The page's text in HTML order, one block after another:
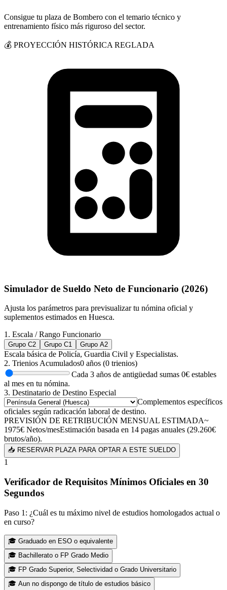
Consigue tu plaza de Bombero con el temario técnico y
entrenamiento físico más riguroso del sector.
💰 PROYECCIÓN HISTÓRICA REGLADA
Simulador de Sueldo Neto de Funcionario (2026)
Ajusta los parámetros para previsualizar tu nómina oficial y
suplementos estimados en Huesca.
1. Escala / Rango Funcionario
Grupo C2 Grupo C1 Grupo A2
Escala básica de Policía, Guardia Civil y Especialistas.
2. Trienios Acumulados0 años (0 trienios)
Cada 3 años de antigüedad sumas 0€ estables
al mes en tu nómina.
3. Destinatario de Destino Especial
Complementos específicos
oficiales según radicación laboral de destino.
PREVISIÓN DE RETRIBUCIÓN MENSUAL ESTIMADA~
1975€ Netos/mesEstimación basada en 14 pagas anuales (29.260€
brutos/año).
📥 RESERVAR PLAZA PARA OPTAR A ESTE SUELDO
1
Verificador de Requisitos Mínimos Oficiales en 30
Segundos
Paso 1: ¿Cuál es tu máximo nivel de estudios homologados actual o
en curso?
🎓 Graduado en ESO o equivalente
🎓 Bachillerato o FP Grado Medio
🎓 FP Grado Superior, Selectividad o Grado Universitario
🎓 Aun no dispongo de título de estudios básico